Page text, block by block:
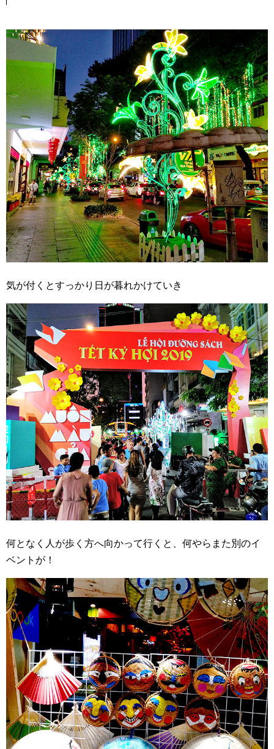
気が付くとすっかり日が暮れかけていき
何となく人が歩く方へ向かって行くと、何やらまた別のイ
ベントが！